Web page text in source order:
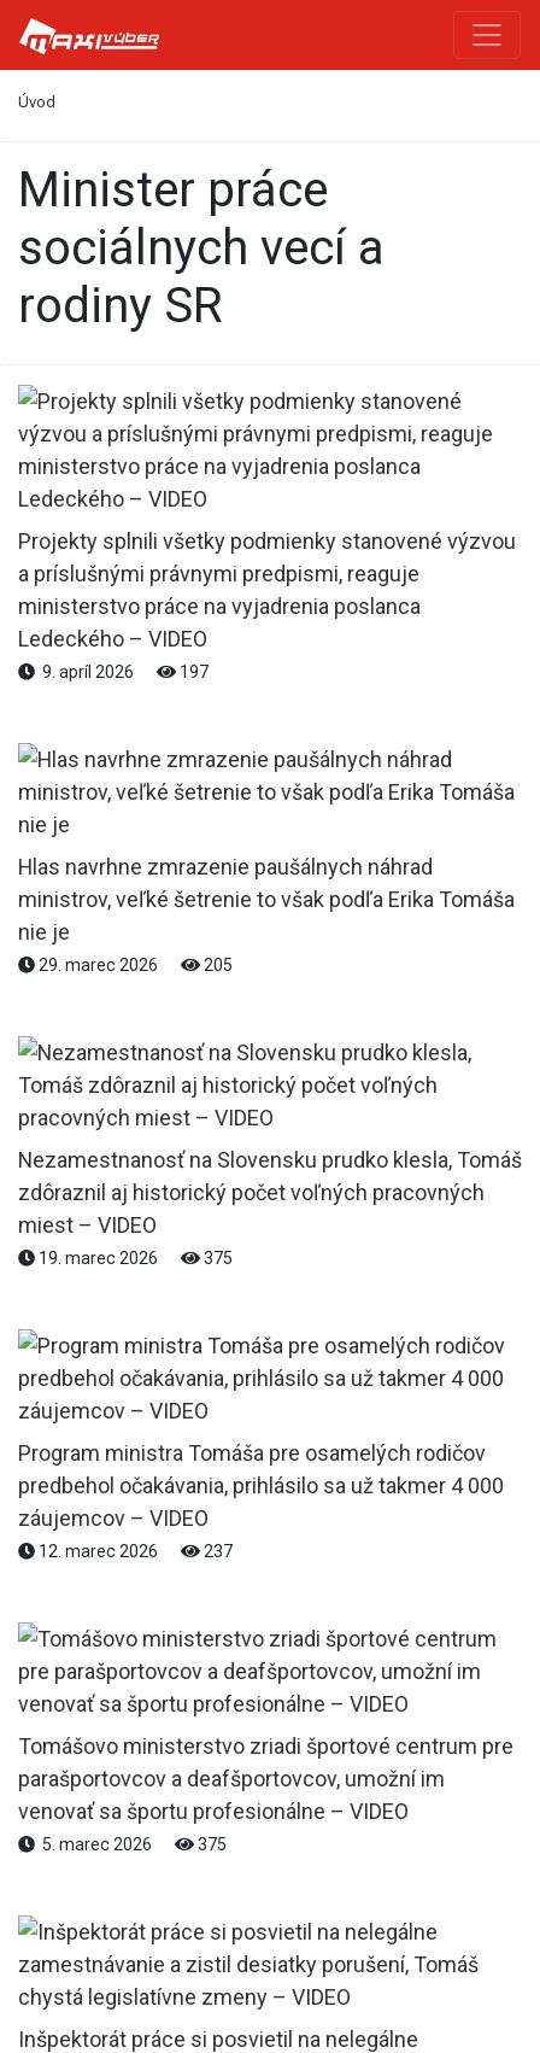
Úvod
minister práce
sociálnych vecí a
rodiny SR
Projekty splnili všetky podmienky stanovené výzvou
a príslušnými právnymi predpismi, reaguje
ministerstvo práce na vyjadrenia poslanca
Ledeckého – VIDEO
9. apríl 2026 197
Hlas navrhne zmrazenie paušálnych náhrad
ministrov, veľké šetrenie to však podľa Erika Tomáša
nie je
29. marec 2026 205
Nezamestnanosť na Slovensku prudko klesla, Tomáš
zdôraznil aj historický počet voľných pracovných
miest – VIDEO
19. marec 2026 375
Program ministra Tomáša pre osamelých rodičov
predbehol očakávania, prihlásilo sa už takmer 4 000
záujemcov – VIDEO
12. marec 2026 237
Tomášovo ministerstvo zriadi športové centrum pre
parašportovcov a deafšportovcov, umožní im
venovať sa športu profesionálne – VIDEO
5. marec 2026 375
Inšpektorát práce si posvietil na nelegálne